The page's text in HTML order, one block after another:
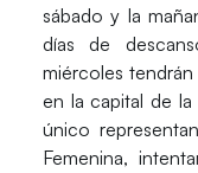
sábado y la
días de
miércoles
en la capital de
único
Femenina,